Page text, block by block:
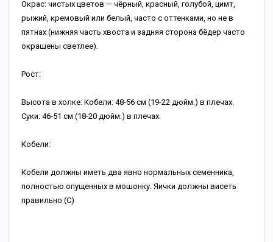
Окрас: чистых цветов — чёрный, красный, голубой, цимт,
рыжий, кремовый или белый, часто с оттенками, но не в
пятнах (нижняя часть хвоста и задняя сторона бёдер часто
окрашены светлее).
Рост:
Высота в холке: Кобели: 48-56 см (19-22 дюйм.) в плечах.
Суки: 46-51 см (18-20 дюйм.) в плечах.
Кобели:
Кобели должны иметь два явно нормальных семенника,
полностью опущенных в мошонку. Яички должны висеть
правильно (С)